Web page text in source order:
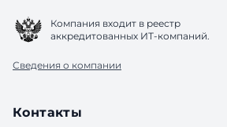
Компания входит в реестр
аккредитованных ИТ-компаний.
Сведения о компании
Контакты